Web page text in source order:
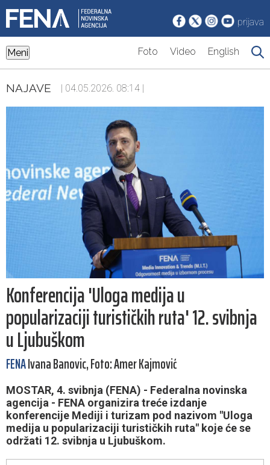
prijava
Meni Foto Video English
NAJAVE | 04.05.2026. 08:14 |
Konferencija 'Uloga medija u
popularizaciji turističkih ruta' 12. svibnja
u Ljubuškom
FENAIvana Banovic, Foto: Amer Kajmović
MOSTAR, 4. svibnja (FENA) - Federalna novinska
agencija - FENA organizira treće izdanje
konferencije Mediji i turizam pod nazivom "Uloga
medija u popularizaciji turističkih ruta" koje će se
održati 12. svibnja u Ljubuškom.